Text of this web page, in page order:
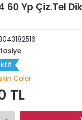
60 Yp Çiz.Tel
Color
TL